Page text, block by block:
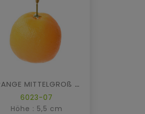
ORANGE MITTELGROß MIT STIEL
6023-07
Höhe : 5,5 cm